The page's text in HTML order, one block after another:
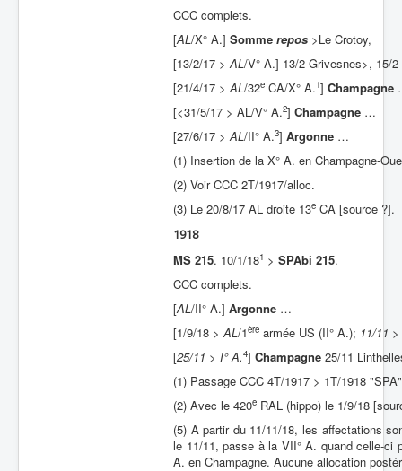
CCC complets.
[AL/X° A.] Somme repos >Le Crotoy,
[13/2/17 >AL/V° A.] 13/2 Grivesnes>, 15/
[21/4/17 >AL/32e CA/X° A.1] Champagne
[<31/5/17 > AL/V° A.2] Champagne …
[27/6/17 >AL/II° A.3] Argonne …
(1) Insertion de la X° A. en Champagne-
(2) Voir CCC 2T/1917/alloc.
(3) Le 20/8/17 AL droite 13e CA [source ?].
1918
MS 215. 10/1/181 > SPAbi 215.
CCC complets.
[AL/II° A.] Argonne …
[1/9/18 >AL/1ère armée US (II° A.); 11/11
[25/11 > I° A.4] Champagne 25/11
(1) Passage CCC 4T/1917 > 1T/1918
(2) Avec le 420e RAL (hippo) le 1/9/18
(5) A partir du 11/11/18, les affectations
le 11/11, passe à la VII° A. quand celle-ci
A. en Champagne. Aucune allocation